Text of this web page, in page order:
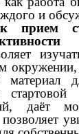
и
прием
окружении,
материал
даёт